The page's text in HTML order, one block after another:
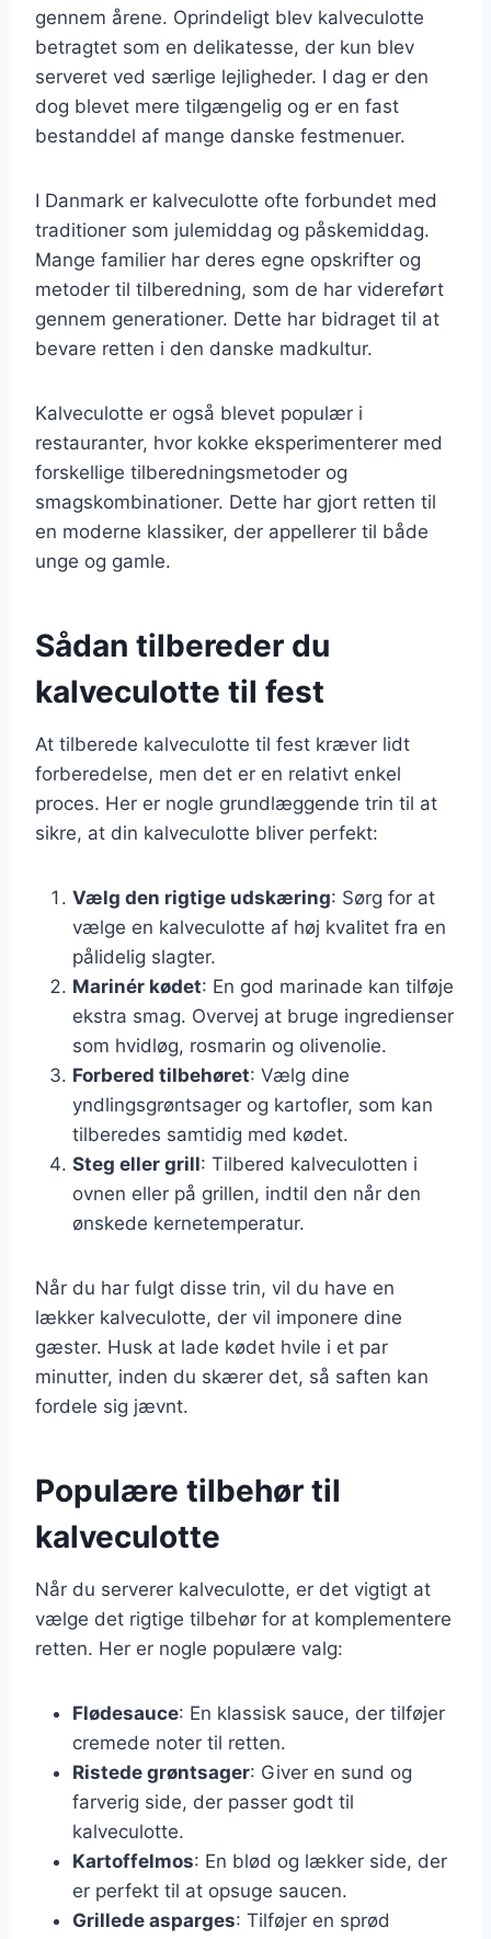
gennem årene. Oprindeligt blev kalveculotte
betragtet som en delikatesse, der kun blev
serveret ved særlige lejligheder. I dag er den
dog blevet mere tilgængelig og er en fast
bestanddel af mange danske festmenuer.
I Danmark er kalveculotte ofte forbundet med
traditioner som julemiddag og påskemiddag.
Mange familier har deres egne opskrifter og
metoder til tilberedning, som de har videreført
gennem generationer. Dette har bidraget til at
bevare retten i den danske madkultur.
Kalveculotte er også blevet populær i
restauranter, hvor kokke eksperimenterer med
forskellige tilberedningsmetoder og
smagskombinationer. Dette har gjort retten til
en moderne klassiker, der appellerer til både
unge og gamle.
Sådan tilbereder du
kalveculotte til fest
At tilberede kalveculotte til fest kræver lidt
forberedelse, men det er en relativt enkel
proces. Her er nogle grundlæggende trin til at
sikre, at din kalveculotte bliver perfekt:
Vælg den rigtige udskæring: Sørg for at
vælge en kalveculotte af høj kvalitet fra en
pålidelig slagter.
Marinér kødet: En god marinade kan tilføje
ekstra smag. Overvej at bruge ingredienser
som hvidløg, rosmarin og olivenolie.
Forbered tilbehøret: Vælg dine
yndlingsgrøntsager og kartofler, som kan
tilberedes samtidig med kødet.
Steg eller grill: Tilbered kalveculotten i
ovnen eller på grillen, indtil den når den
ønskede kernetemperatur.
Når du har fulgt disse trin, vil du have en
lækker kalveculotte, der vil imponere dine
gæster. Husk at lade kødet hvile i et par
minutter, inden du skærer det, så saften kan
fordele sig jævnt.
Populære tilbehør til
kalveculotte
Når du serverer kalveculotte, er det vigtigt at
vælge det rigtige tilbehør for at komplementere
retten. Her er nogle populære valg:
Flødesauce: En klassisk sauce, der tilføjer
cremede noter til retten.
Ristede grøntsager: Giver en sund og
farverig side, der passer godt til
kalveculotte.
Kartoffelmos: En blød og lækker side, der
er perfekt til at opsuge saucen.
Grillede asparges: Tilføjer en sprød